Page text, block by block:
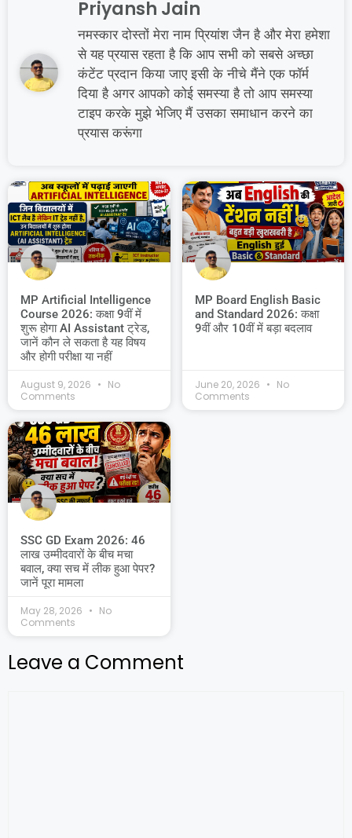
Priyansh Jain
नमस्कार दोस्तों मेरा नाम प्रियांश जैन है और मेरा हमेशा
से यह प्रयास रहता है कि आप सभी को सबसे अच्छा
कंटेंट प्रदान किया जाए इसी के नीचे मैंने एक फॉर्म
दिया है अगर आपको कोई समस्या है तो आप समस्या
टाइप करके मुझे भेजिए मैं उसका समाधान करने का
प्रयास करूंगा
MP Artificial Intelligence
Course 2026: कक्षा 9वीं में
शुरू होगा AI Assistant ट्रेड,
जानें कौन ले सकता है यह विषय
और होगी परीक्षा या नहीं
August 9, 2026
No
Comments
MP Board English Basic
and Standard 2026: कक्षा
9वीं और 10वीं में बड़ा बदलाव
June 20, 2026
No
Comments
SSC GD Exam 2026: 46
लाख उम्मीदवारों के बीच मचा
बवाल, क्या सच में लीक हुआ पेपर?
जानें पूरा मामला
May 28, 2026
No
Comments
Leave a Comment